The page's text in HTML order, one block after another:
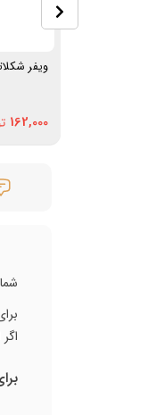
ویفر شکلاتی
162,000